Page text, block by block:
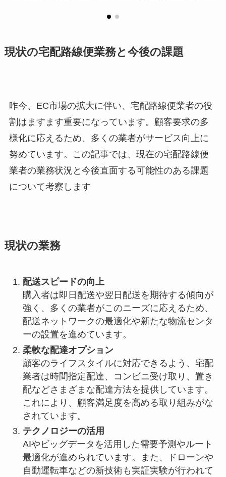
現状の宅配路線便業務と今後の課題
昨今、EC市場の拡大に伴い、宅配路線便業者の役
割はますます重要になっています。顧客要求の多
様化に応えるため、多くの業者がサービス向上に
努めています。この記事では、現在の宅配路線便
業者の業務状況と今後直面する可能性のある課題
について考察します
現状の業務
配送スピードの向上
購入者は即日配送や翌日配送を期待する傾向が
強く、多くの業者がこのニーズに応えるため、
配送ネットワークの最適化や新たな物流センタ
ーの設置を進めています。
柔軟な配達オプション
顧客のライフスタイルに対応できるよう、宅配
業者は時間指定配達、コンビニ受け取り、置き
配などさまざまな配達方法を提供しています。
これにより、顧客満足度を高める取り組みがな
されています。
テクノロジーの活用
AIやビッグデータを活用した需要予測やルート
最適化が進められています。また、ドローンや
自動運転車などの新技術も実証実験が行われて